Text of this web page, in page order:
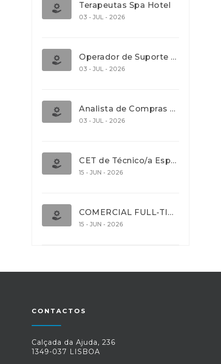
Terapeutas Spa Hotel
03 - JUL - 2026
Operador de Suporte Operacional
03 - JUL - 2026
Analista de Compras e Contratos (Banca)
03 - JUL - 2026
CET de Técnico/a Especialista em Comércio Internacional (Nível 5)
15 - JUN - 2026
COMERCIAL FULL-TIME
15 - JUN - 2026
CONTACTOS
Calçada da Ajuda, 236
1349-037 LISBOA